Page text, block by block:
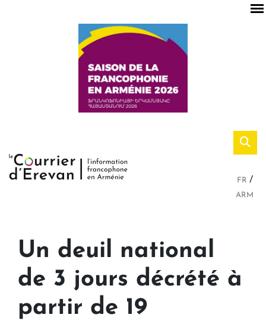
FR
ARM
Un deuil national
de 3 jours décrété à
partir de 19